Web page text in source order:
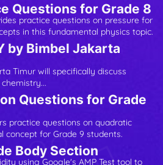
Questions for Grade 8
practice questions on pressure for
in this fundamental physics topic.
by Bimbel Jakarta
Timur will specifically discuss
Questions for Grade
practice questions on quadratic
concept for Grade 9 students.
Body Section
using Google's AMP Test tool to